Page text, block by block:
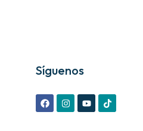
Síguenos